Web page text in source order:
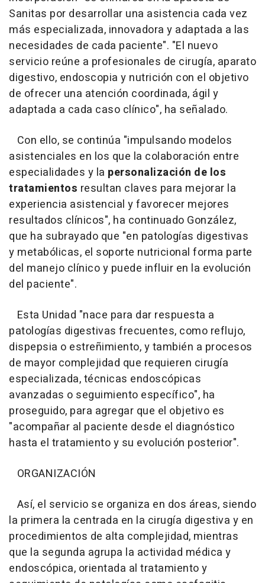
Sanitas por desarrollar una asistencia cada vez
más especializada, innovadora y adaptada a las
necesidades de cada paciente". "El nuevo
servicio reúne a profesionales de cirugía, aparato
digestivo, endoscopia y nutrición con el objetivo
de ofrecer una atención coordinada, ágil y
adaptada a cada caso clínico", ha señalado.
Con ello, se continúa "impulsando modelos
asistenciales en los que la colaboración entre
especialidades y la personalización de los
tratamientos resultan claves para mejorar la
experiencia asistencial y favorecer mejores
resultados clínicos", ha continuado González,
que ha subrayado que "en patologías digestivas
y metabólicas, el soporte nutricional forma parte
del manejo clínico y puede influir en la evolución
del paciente".
Esta Unidad "nace para dar respuesta a
patologías digestivas frecuentes, como reflujo,
dispepsia o estreñimiento, y también a procesos
de mayor complejidad que requieren cirugía
especializada, técnicas endoscópicas
avanzadas o seguimiento específico", ha
proseguido, para agregar que el objetivo es
"acompañar al paciente desde el diagnóstico
hasta el tratamiento y su evolución posterior".
ORGANIZACIÓN
Así, el servicio se organiza en dos áreas, siendo
la primera la centrada en la cirugía digestiva y en
procedimientos de alta complejidad, mientras
que la segunda agrupa la actividad médica y
endoscópica, orientada al tratamiento y